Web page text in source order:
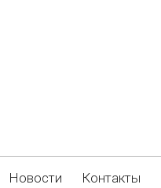
Новости Контакты